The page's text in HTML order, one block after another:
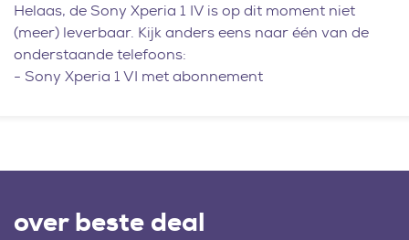
Helaas, de Sony Xperia 1 IV is op dit moment niet
(meer) leverbaar. Kijk anders eens naar één van de
onderstaande telefoons:
- Sony Xperia 1 VI met abonnement
over beste deal